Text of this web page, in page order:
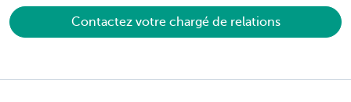
Contactez votre chargé de relations